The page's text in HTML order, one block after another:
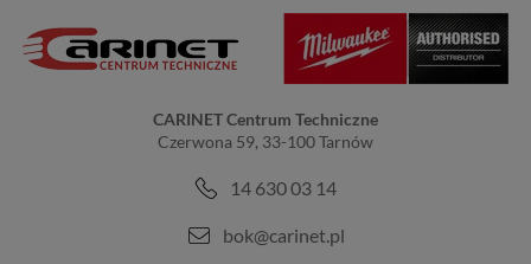
CARINET Centrum Techniczne
Czerwona 59, 33-100 Tarnów
14 630 03 14
bok@carinet.pl